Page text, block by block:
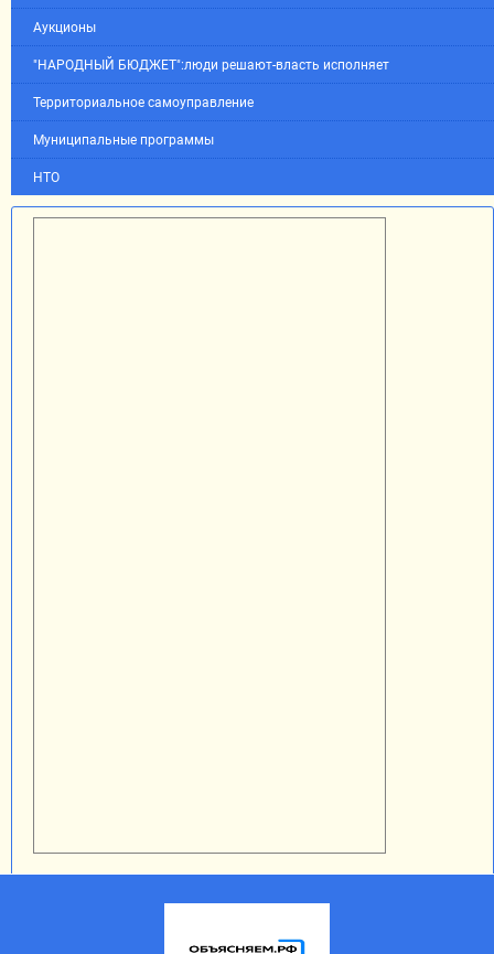
Аукционы
"НАРОДНЫЙ БЮДЖЕТ":люди решают-власть исполняет
Территориальное самоуправление
Муниципальные программы
НТО